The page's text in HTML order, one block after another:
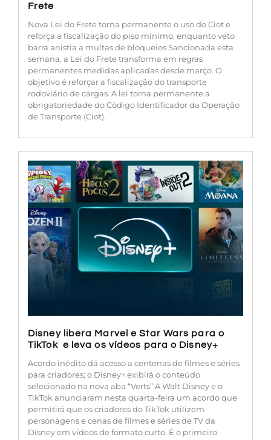
Frete
Nova Lei do Frete torna permanente o uso do Ciot e
reforça a fiscalização do piso mínimo, enquanto veto
barra anistia a multas de bloqueios Sancionada esta
semana, a Lei do Frete transforma em regras
permanentes medidas aplicadas desde março. O
objetivo é reforçar a fiscalização do transporte
rodoviário de cargas. A lei torna permanente a
obrigatoriedade do Código Identificador da Operação
de Transporte (Ciot).
Disney libera Marvel e Star Wars para o
TikTok e leva os vídeos para o Disney+
Acordo inédito dá acesso a centenas de filmes e séries
para criadores; o Disney+ exibirá o conteúdo
selecionado na nova aba “Verts” A Walt Disney e o
TikTok anunciaram nesta quarta-feira um acordo que
permitirá que os criadores do TikTok utilizem
personagens e cenas de filmes e séries de TV da
Disney em vídeos de formato curto. É o primeiro